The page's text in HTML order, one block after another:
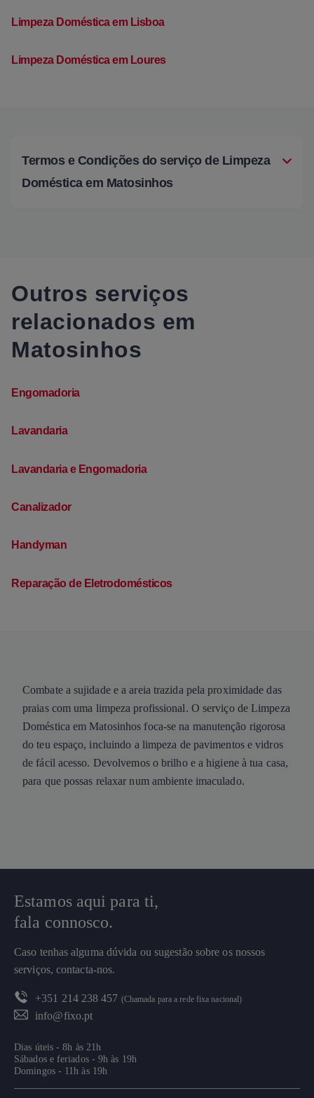
Limpeza Doméstica em Lisboa
Limpeza Doméstica em Loures
Termos e Condições do serviço de Limpeza
Doméstica em Matosinhos
Outros serviços
relacionados em
Matosinhos
Engomadoria
Lavandaria
Lavandaria e Engomadoria
Canalizador
Handyman
Reparação de Eletrodomésticos
Combate a sujidade e a areia trazida pela proximidade das
praias com uma limpeza profissional. O serviço de Limpeza
Doméstica em Matosinhos foca-se na manutenção rigorosa
do teu espaço, incluindo a limpeza de pavimentos e vidros
de fácil acesso. Devolvemos o brilho e a higiene à tua casa,
para que possas relaxar num ambiente imaculado.
Estamos aqui para ti,
fala connosco.
Caso tenhas alguma dúvida ou sugestão sobre os nossos
serviços, contacta-nos.
+351 214 238 457 (Chamada para a rede fixa nacional)
info@fixo.pt
Dias úteis - 8h às 21h
Sábados e feriados - 9h às 19h
Domingos - 11h às 19h